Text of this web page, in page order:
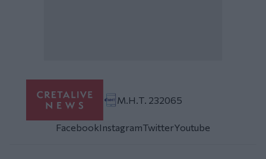
Μ.Η.Τ. 232065
FacebookInstagramTwitterYoutube